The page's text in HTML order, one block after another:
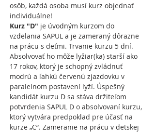
osôb, každá osoba musí kurz objednať
individuálne!
Kurz "D" je úvodným kurzom do
vzdelania SAPUL a je zameraný dôrazne
na prácu s deťmi. Trvanie kurzu 5 dní.
Absolvovať ho môže lyžiar(ka) starší ako
17 rokov, ktorý je schopný zvládnuť
modrú a ľahkú červenú zjazdovku v
paralelnom postavení lyží. Úspešný
kandidát kurzu D sa stáva držiteľom
potvrdenia SAPUL D o absolvovaní kurzu,
ktorý vytvára predpoklad pre účasť na
kurze „C“. Zameranie na prácu v detskej